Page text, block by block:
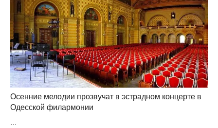
Осенние мелодии прозвучат в эстрадном концерте в
Одесской филармонии